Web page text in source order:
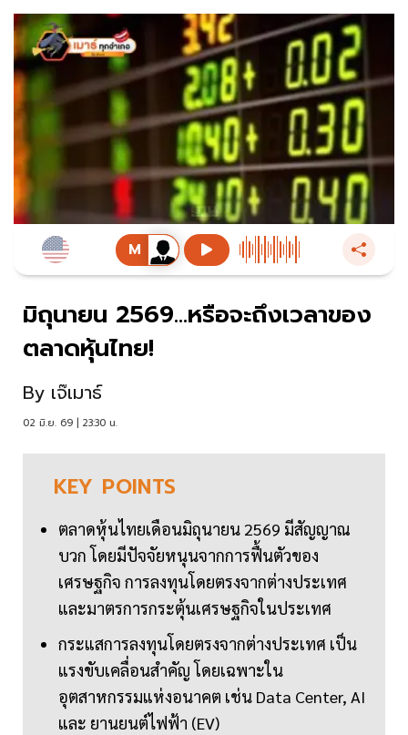
มิถุนายน 2569...หรือจะถึงเวลาของ
ตลาดหุ้นไทย!
By เจ๊เมาธ์
02 มิ.ย. 69 | 23:30 น.
KEY POINTS
ตลาดหุ้นไทยเดือนมิถุนายน 2569 มีสัญญาณ
บวก โดยมีปัจจัยหนุนจากการฟื้นตัวของ
เศรษฐกิจ การลงทุนโดยตรงจากต่างประเทศ
และมาตรการกระตุ้นเศรษฐกิจในประเทศ
กระแสการลงทุนโดยตรงจากต่างประเทศ เป็น
แรงขับเคลื่อนสำคัญ โดยเฉพาะใน
อุตสาหกรรมแห่งอนาคต เช่น Data Center, AI
และ ยานยนต์ไฟฟ้า (EV)